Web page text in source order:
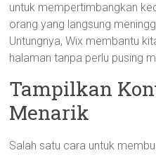
untuk mempertimbangkan
orang yang langsung
Untungnya, Wix membantu
halaman tanpa perlu pusing
Tampilkan
Menarik
Salah satu cara untuk